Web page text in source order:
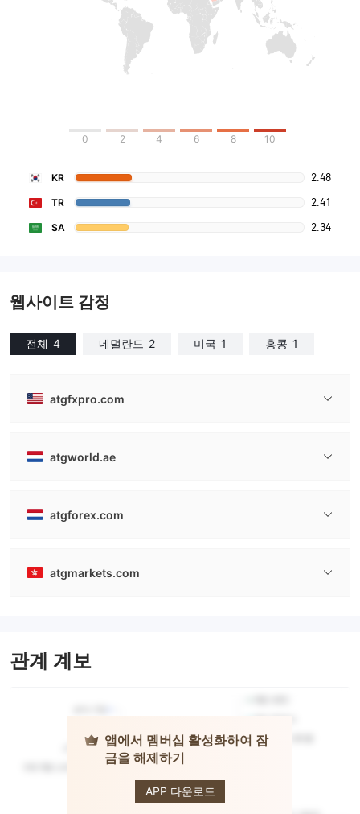
0 2 4 6 8 10
KR 2.48
TR 2.41
SA 2.34
웹사이트 감정
전체 4 네덜란드 2 미국 1 홍콩 1
atgfxpro.com
atgworld.ae
atgforex.com
atgmarkets.com
관계 계보
앱에서 멤버십 활성화하여 잠
금을 해제하기
APP 다운로드
ATG